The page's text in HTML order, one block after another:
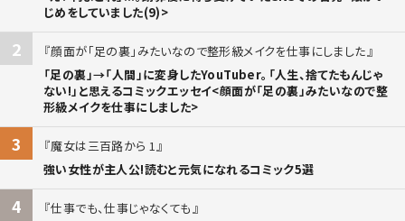
じめをしていました(9)>
2
顔面が「足の裏」みたいなので整形級メイクを仕事にしました
「足の裏」→「人間」に変身したYouTuber。「人生、捨てたもんじゃ
ない!」と思えるコミックエッセイ<顔面が「足の裏」みたいなので整
形級メイクを仕事にしました>
3
魔女は三百路から 1
強い女性が主人公!読むと元気になれるコミック5選
4
仕事でも、仕事じゃなくても